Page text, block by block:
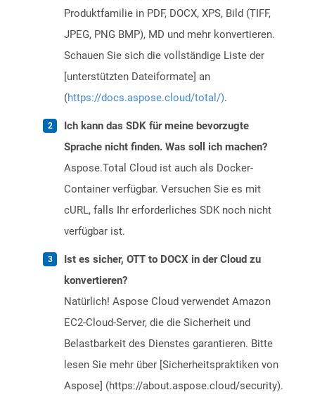
Produktfamilie in PDF, DOCX, XPS, Bild (TIFF,
JPEG, PNG BMP), MD und mehr konvertieren.
Schauen Sie sich die vollständige Liste der
[unterstützten Dateiformate] an
(https://docs.aspose.cloud/total/).
Ich kann das SDK für meine bevorzugte
Sprache nicht finden. Was soll ich machen?
Aspose.Total Cloud ist auch als Docker-
Container verfügbar. Versuchen Sie es mit
cURL, falls Ihr erforderliches SDK noch nicht
verfügbar ist.
Ist es sicher, OTT to DOCX in der Cloud zu
konvertieren?
Natürlich! Aspose Cloud verwendet Amazon
EC2-Cloud-Server, die die Sicherheit und
Belastbarkeit des Dienstes garantieren. Bitte
lesen Sie mehr über [Sicherheitspraktiken von
Aspose] (https://about.aspose.cloud/security).